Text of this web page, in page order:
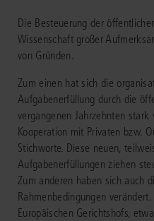
Die Besteuerung der
Wissenschaft großer
von Gründen.
Zum einen hat sich die
Aufgabenerfüllung durch die
vergangenen Jahrzehnten
Kooperation mit Privaten bzw.
Stichworte. Diese neuen,
Aufgabenerfüllungen ziehen
Zum anderen haben sich auch
Rahmenbedingungen
Europäischen Gerichtshofs,